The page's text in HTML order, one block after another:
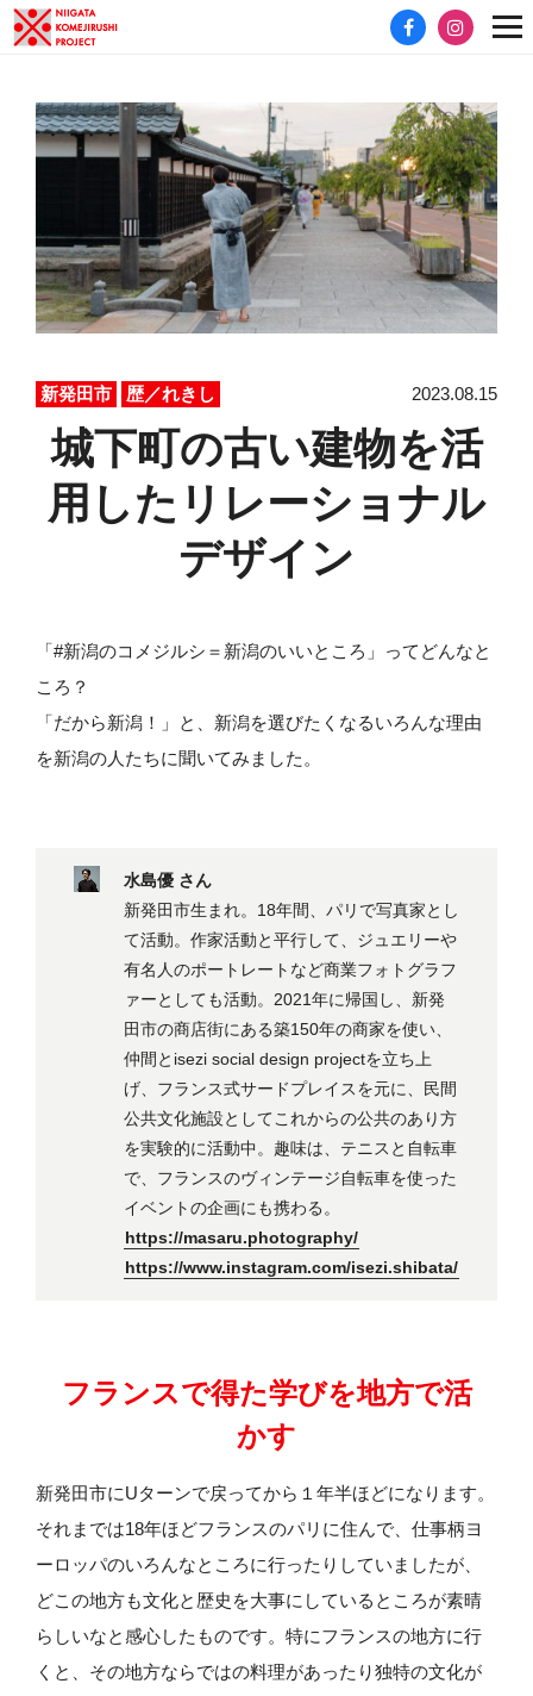
新発田市 歴／れきし 2023.08.15
城下町の古い建物を活
用したリレーショナル
デザイン
「#新潟のコメジルシ＝新潟のいいところ」ってどんなと
ころ？
「だから新潟！」と、新潟を選びたくなるいろんな理由
を新潟の人たちに聞いてみました。
水島優 さん
新発田市生まれ。18年間、パリで写真家とし
て活動。作家活動と平行して、ジュエリーや
有名人のポートレートなど商業フォトグラフ
ァーとしても活動。2021年に帰国し、新発
田市の商店街にある築150年の商家を使い、
仲間とisezi social design projectを立ち上
げ、フランス式サードプレイスを元に、民間
公共文化施設としてこれからの公共のあり方
を実験的に活動中。趣味は、テニスと自転車
で、フランスのヴィンテージ自転車を使った
イベントの企画にも携わる。
https://masaru.photography/
https://www.instagram.com/isezi.shibata/
フランスで得た学びを地方で活
かす
新発田市にUターンで戻ってから１年半ほどになります。
それまでは18年ほどフランスのパリに住んで、仕事柄ヨ
ーロッパのいろんなところに行ったりしていましたが、
どこの地方も文化と歴史を大事にしているところが素晴
らしいなと感心したものです。特にフランスの地方に行
くと、その地方ならではの料理があったり独特の文化が